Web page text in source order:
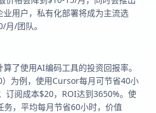
用户，私有化部署将成为主流选
/团队。
了使用AI编码工具的投资回报率。
为例，使用Cursor每月可节省40小
订阅成本$20，ROI达到3650%。使
，平均每月节省60小时，价值